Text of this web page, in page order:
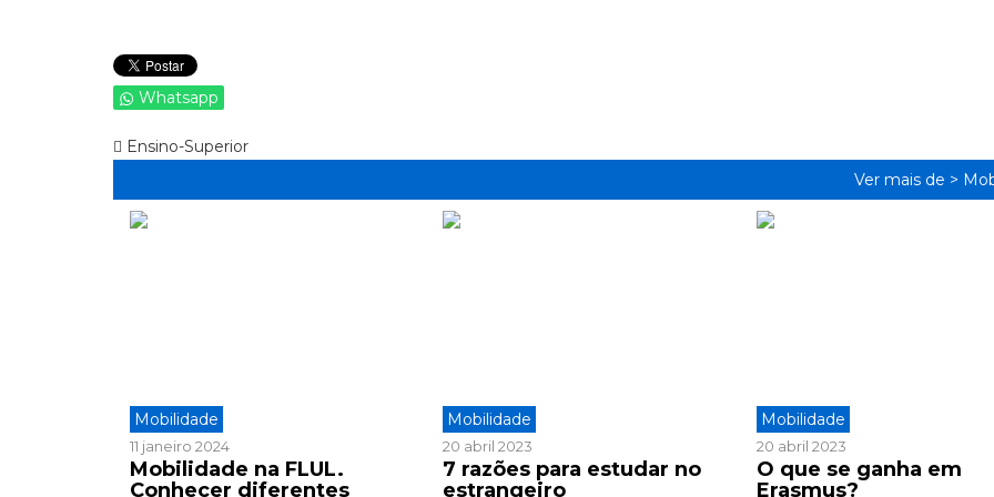
Whatsapp
Ensino-Superior
Ver mais de >
Mobilidade
11 janeiro 2024
Mobilidade na FLUL.
Conhecer diferentes
Mobilidade
20 abril 2023
7 razões para estudar no
estrangeiro
Mobilidade
20 abril 2023
O que se ganha em
Erasmus?